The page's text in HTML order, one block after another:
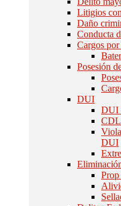
Litigios
Daño
Conducta
Cargos
Posesión
DUI
DUI
DUI